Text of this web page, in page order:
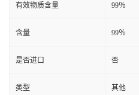
有效物质含量 99％
含量 99％
是否进口 否
类型 其他